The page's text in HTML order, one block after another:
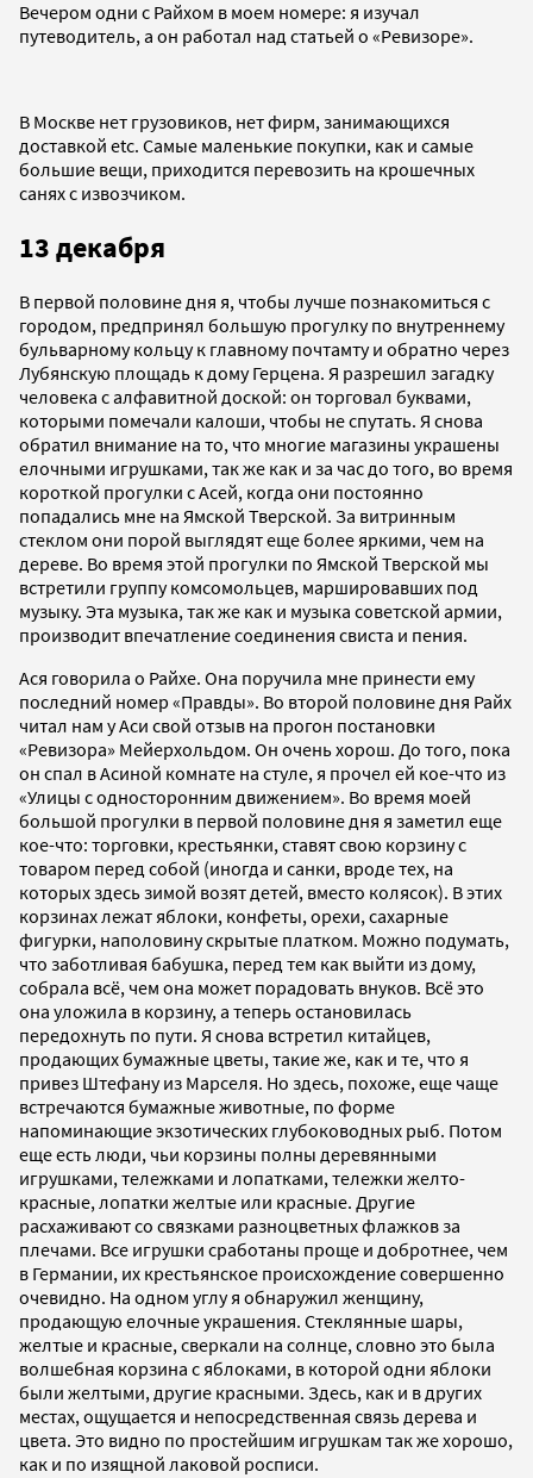
Вечером одни с Райхом в моем номере: я изучал
путеводитель, а он работал над статьей о «Ревизоре».
В Москве нет грузовиков, нет фирм, занимающихся
доставкой etc. Самые маленькие покупки, как и самые
большие вещи, приходится перевозить на крошечных
санях с извозчиком.
13 декабря
В первой половине дня я, чтобы лучше познакомиться с
городом, предпринял большую прогулку по внутреннему
бульварному кольцу к главному почтамту и обратно через
Лубянскую площадь к дому Герцена. Я разрешил загадку
человека с алфавитной доской: он торговал буквами,
которыми помечали калоши, чтобы не спутать. Я снова
обратил внимание на то, что многие магазины украшены
елочными игрушками, так же как и за час до того, во время
короткой прогулки с Асей, когда они постоянно
попадались мне на Ямской Тверской. За витринным
стеклом они порой выглядят еще более яркими, чем на
дереве. Во время этой прогулки по Ямской Тверской мы
встретили группу комсомольцев, маршировавших под
музыку. Эта музыка, так же как и музыка советской армии,
производит впечатление соединения свиста и пения.
Ася говорила о Райхе. Она поручила мне принести ему
последний номер «Правды». Во второй половине дня Райх
читал нам у Аси свой отзыв на прогон постановки
«Ревизора» Мейерхольдом. Он очень хорош. До того, пока
он спал в Асиной комнате на стуле, я прочел ей кое-что из
«Улицы с односторонним движением». Во время моей
большой прогулки в первой половине дня я заметил еще
кое-что: торговки, крестьянки, ставят свою корзину с
товаром перед собой (иногда и санки, вроде тех, на
которых здесь зимой возят детей, вместо колясок). В этих
корзинах лежат яблоки, конфеты, орехи, сахарные
фигурки, наполовину скрытые платком. Можно подумать,
что заботливая бабушка, перед тем как выйти из дому,
собрала всё, чем она может порадовать внуков. Всё это
она уложила в корзину, а теперь остановилась
передохнуть по пути. Я снова встретил китайцев,
продающих бумажные цветы, такие же, как и те, что я
привез Штефану из Марселя. Но здесь, похоже, еще чаще
встречаются бумажные животные, по форме
напоминающие экзотических глубоководных рыб. Потом
еще есть люди, чьи корзины полны деревянными
игрушками, тележками и лопатками, тележки желто-
красные, лопатки желтые или красные. Другие
расхаживают со связками разноцветных флажков за
плечами. Все игрушки сработаны проще и добротнее, чем
в Германии, их крестьянское происхождение совершенно
очевидно. На одном углу я обнаружил женщину,
продающую елочные украшения. Стеклянные шары,
желтые и красные, сверкали на солнце, словно это была
волшебная корзина с яблоками, в которой одни яблоки
были желтыми, другие красными. Здесь, как и в других
местах, ощущается и непосредственная связь дерева и
цвета. Это видно по простейшим игрушкам так же хорошо,
как и по изящной лаковой росписи.